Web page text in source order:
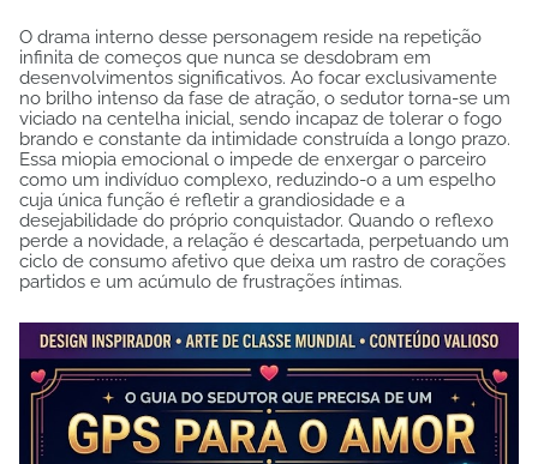
O drama interno desse personagem reside na repetição
infinita de começos que nunca se desdobram em
desenvolvimentos significativos. Ao focar exclusivamente
no brilho intenso da fase de atração, o sedutor torna-se um
viciado na centelha inicial, sendo incapaz de tolerar o fogo
brando e constante da intimidade construída a longo prazo.
Essa miopia emocional o impede de enxergar o parceiro
como um indivíduo complexo, reduzindo-o a um espelho
cuja única função é refletir a grandiosidade e a
desejabilidade do próprio conquistador. Quando o reflexo
perde a novidade, a relação é descartada, perpetuando um
ciclo de consumo afetivo que deixa um rastro de corações
partidos e um acúmulo de frustrações íntimas.